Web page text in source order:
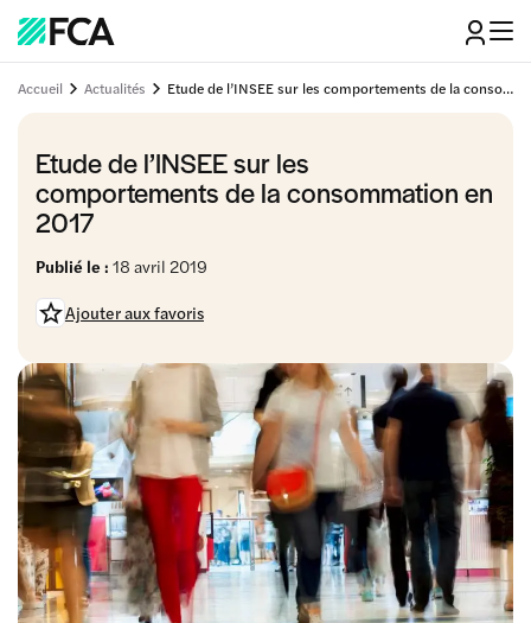
Accueil Actualités Etude de l’INSEE sur les comportements de la consommation en 2017
Etude de l’INSEE sur les
comportements de la consommation en
2017
Publié le : 18 avril 2019
Ajouter aux favoris